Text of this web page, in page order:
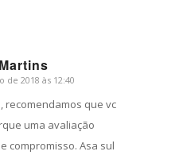
de 2018 às 12:40
recomendamos que vc
uma avaliação
compromisso. Asa sul